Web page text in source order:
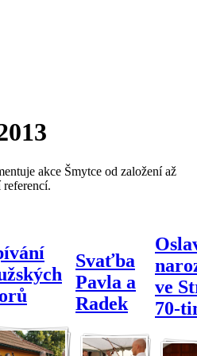
akce Šmytce od založení až
referencí.
Svaťba
Pavla a
Radek
ve
70-